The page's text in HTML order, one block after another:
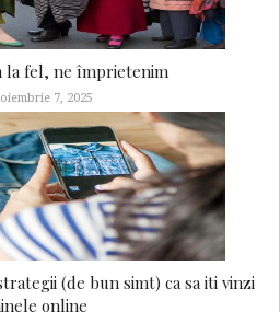
la fel, ne împrietenim
7, 2025
(de bun simt) ca sa iti vinzi
online